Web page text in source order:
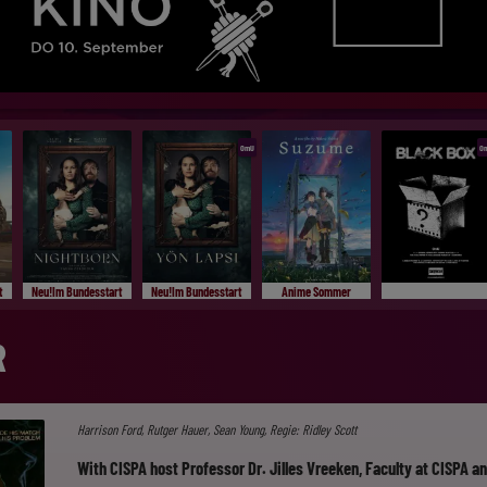
Neu!Im Bundesstart
OmU
Neu!Im Bundesstart Anime Sommer
Harrison Ford, Rutger Hauer, Sean Young, Regie: Ridley Scott
With CISPA host Professor Dr. Jilles Vreeken, Faculty at